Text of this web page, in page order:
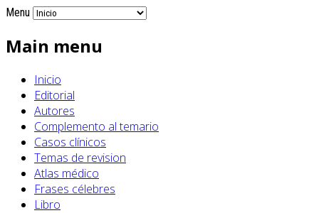
Menu
Main menu
Inicio
Editorial
Autores
Complemento al temario
Casos clínicos
Temas de revision
Atlas médico
Frases célebres
Libro